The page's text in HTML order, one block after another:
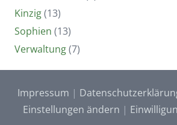
Kinzig(13)
Sophien (13)
Verwaltung(7)
Impressum |
Einstellungen ändern |